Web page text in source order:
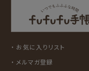
コラボ別
お気に入りリスト
メルマガ登録